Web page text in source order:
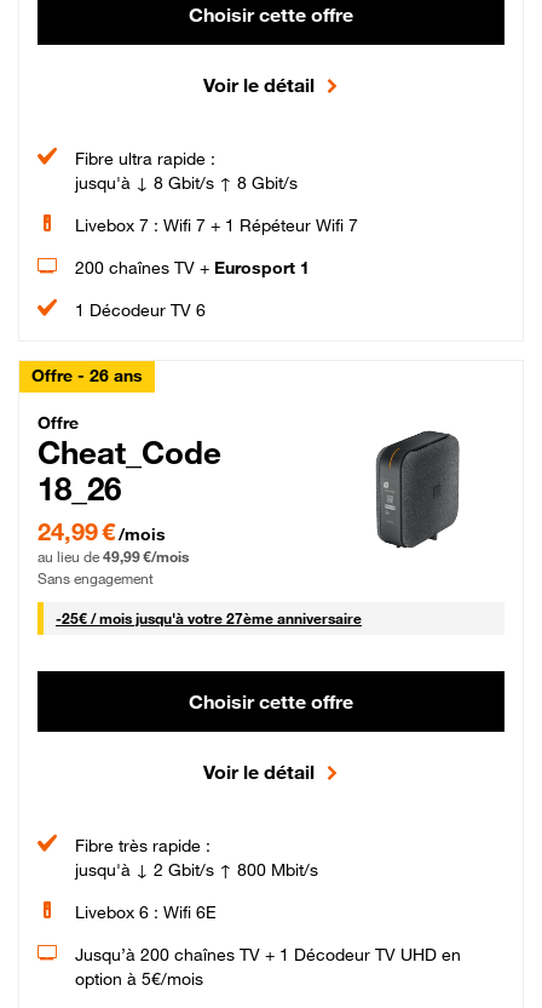
Choisir cette offre
Voir le détail
Fibre ultra rapide :
jusqu'à ↓ 8 Gbit/s ↑ 8 Gbit/s
Livebox 7 : Wifi 7 + 1 Répéteur Wifi 7
200 chaînes TV + Eurosport 1
1 Décodeur TV 6
Offre - 26 ans
Cheat_Code Fibre_18_26
Offre
Cheat_Code
18_26
24,99 € par mois pendant 0 mois puis 49,99 € par mois, Sans engagement
24,99 €/mois
au lieu de 49,99 €/mois
Sans engagement
-25€ / mois25 € par mois
jusqu'à votre 27ème anniversaire
Choisir cette offre
Voir le détail
Fibre très rapide :
jusqu'à ↓ 2 Gbit/s ↑ 800 Mbit/s
Livebox 6 : Wifi 6E
Jusqu’à 200 chaînes TV + 1 Décodeur TV UHD en
option à 5€/mois